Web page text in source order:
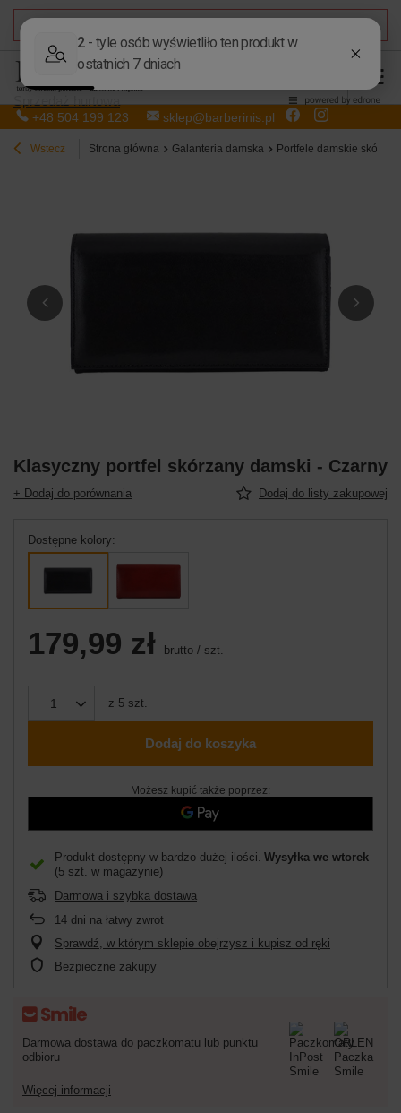
+48 504 199 123 sklep@barberinis.pl
Wstecz Strona główna Galanteria damska Portfele damskie
Klasyczny portfel skórzany damski - Czarny
+ Dodaj do porównania Dodaj do listy zakupowej
Dostępne kolory
179,99 zł brutto / szt.
z 5 szt.
Dodaj do koszyka
Możesz kupić także poprzez:
Produkt dostępny w bardzo dużej ilości Wysyłka we wtorek
(5 szt. w magazynie)
Darmowa i szybka dostawa
14 dni na łatwy zwrot
Sprawdź, w którym sklepie obejrzysz i kupisz od ręki
Bezpieczne zakupy
Darmowa dostawa do paczkomatu lub punktu
odbioru
Więcej informacji